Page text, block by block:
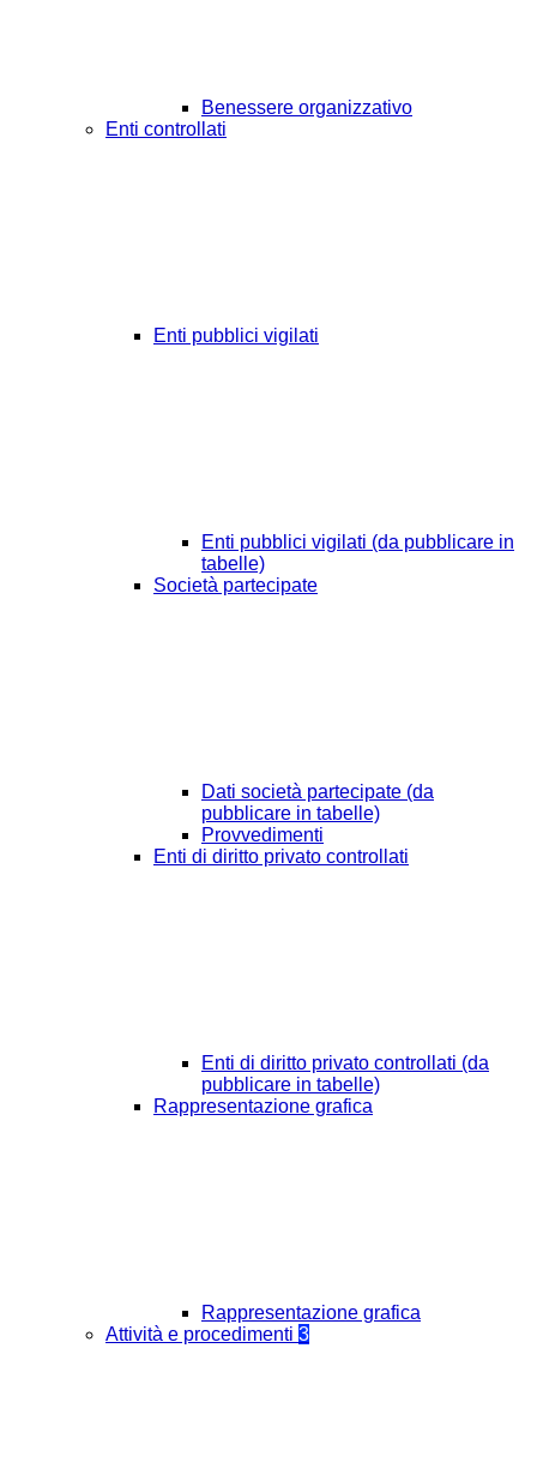
Benessere organizzativo
Enti controllati
Enti pubblici vigilati
Enti pubblici vigilati (da pubblicare in
tabelle)
Società partecipate
Dati società partecipate (da
pubblicare in tabelle)
Provvedimenti
Enti di diritto privato controllati
Enti di diritto privato controllati (da
pubblicare in tabelle)
Rappresentazione grafica
Rappresentazione grafica
Attività e procedimenti 3